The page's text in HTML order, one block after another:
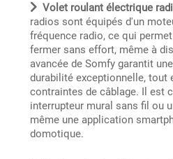
Volet roulant électrique
radios sont équipés d'un
fréquence radio, ce qui
fermer sans effort, même à
avancée de Somfy garantit
durabilité exceptionnelle, tout
contraintes de câblage. Il est
interrupteur mural sans fil ou
même une application
domotique.